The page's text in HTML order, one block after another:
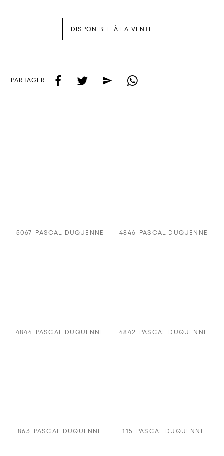
DISPONIBLE À LA VENTE
PARTAGER f t e w
5067 PASCAL DUQUENNE 4846 PASCAL DUQUENNE
4844 PASCAL DUQUENNE 4842 PASCAL DUQUENNE
863 PASCAL DUQUENNE 115 PASCAL DUQUENNE